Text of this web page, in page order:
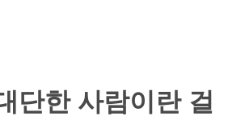
단한 사람이란 걸